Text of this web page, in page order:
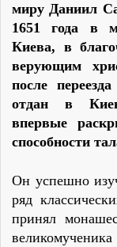
миру Даниил
1651 года в
Киева, в
верующим
после
отдан в
впервые
способности
Он успешно
ряд
принял